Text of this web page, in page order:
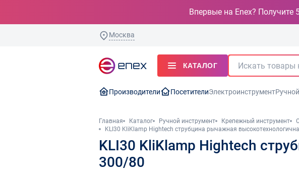
Впервые на Enex? Получите
Москва
КАТАЛОГ
Производители ПосетителиЭлектроинструмент
Главная Каталог Ручной инструмент Крепежный инструмент
KLI30 KliKlamp Hightech струбцина рычажная
KLI30 KliKlamp Hightech
300/80